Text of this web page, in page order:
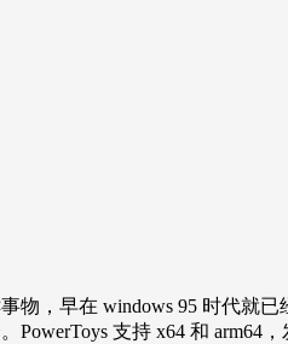
物，早在 windows 95 时代就已
支持 x64 和 arm64